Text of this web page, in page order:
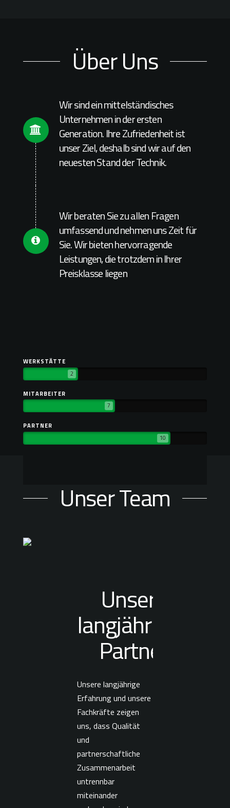
Über Uns
Connector.
Wir sind ein mittelständisches
Unternehmen in der ersten
Generation. Ihre Zufriedenheit ist
unser Ziel, deshalb sind wir auf den
neuesten Stand der Technik.
Connector.
Wir beraten Sie zu allen Fragen
umfassend und nehmen uns Zeit für
Sie. Wir bieten hervorragende
Leistungen, die trotzdem in Ihrer
Preisklasse liegen
WERKSTÄTTE
2
MITARBEITER
7
PARTNER
10
Unser Team
Unsere
langjährigen
Partner
Unsere langjährige
Erfahrung und unsere
Fachkräfte zeigen
uns, dass Qualität
und
partnerschaftliche
Zusammenarbeit
untrennbar
miteinander